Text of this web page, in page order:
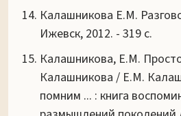
Калашникова Е.М.
Ижевск, 2012. - 319 с.
Калашникова, Е.М.
Калашникова / Е.М.
помним ... : книга